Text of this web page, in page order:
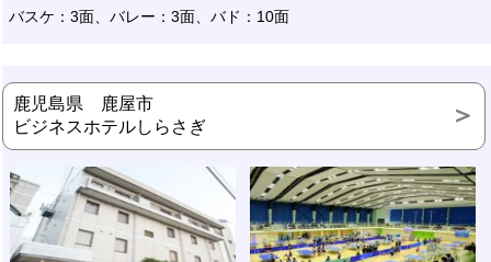
バスケ：3面、バレー：3面、バド：10面
鹿児島県 鹿屋市
ビジネスホテルしらさぎ